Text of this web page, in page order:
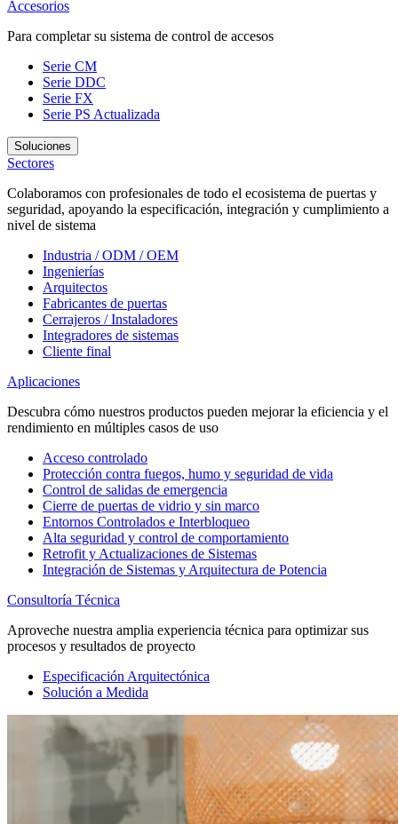
Accesorios
Para completar su sistema de control de accesos
Serie CM
Serie DDC
Serie FX
Serie PS Actualizada
Soluciones
Sectores
Colaboramos con profesionales de todo el ecosistema de puertas y
seguridad, apoyando la especificación, integración y cumplimiento a
nivel de sistema
Industria / ODM / OEM
Ingenierías
Arquitectos
Fabricantes de puertas
Cerrajeros / Instaladores
Integradores de sistemas
Cliente final
Aplicaciones
Descubra cómo nuestros productos pueden mejorar la eficiencia y el
rendimiento en múltiples casos de uso
Acceso controlado
Protección contra fuegos, humo y seguridad de vida
Control de salidas de emergencia
Cierre de puertas de vidrio y sin marco
Entornos Controlados e Interbloqueo
Alta seguridad y control de comportamiento
Retrofit y Actualizaciones de Sistemas
Integración de Sistemas y Arquitectura de Potencia
Consultoría Técnica
Aproveche nuestra amplia experiencia técnica para optimizar sus
procesos y resultados de proyecto
Especificación Arquitectónica
Solución a Medida